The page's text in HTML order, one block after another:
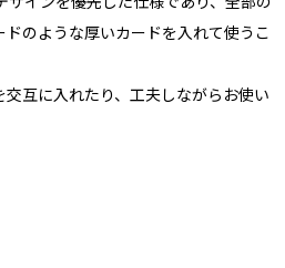
のような厚いカードを入れて使うこ
互に入れたり、工夫しながらお使い